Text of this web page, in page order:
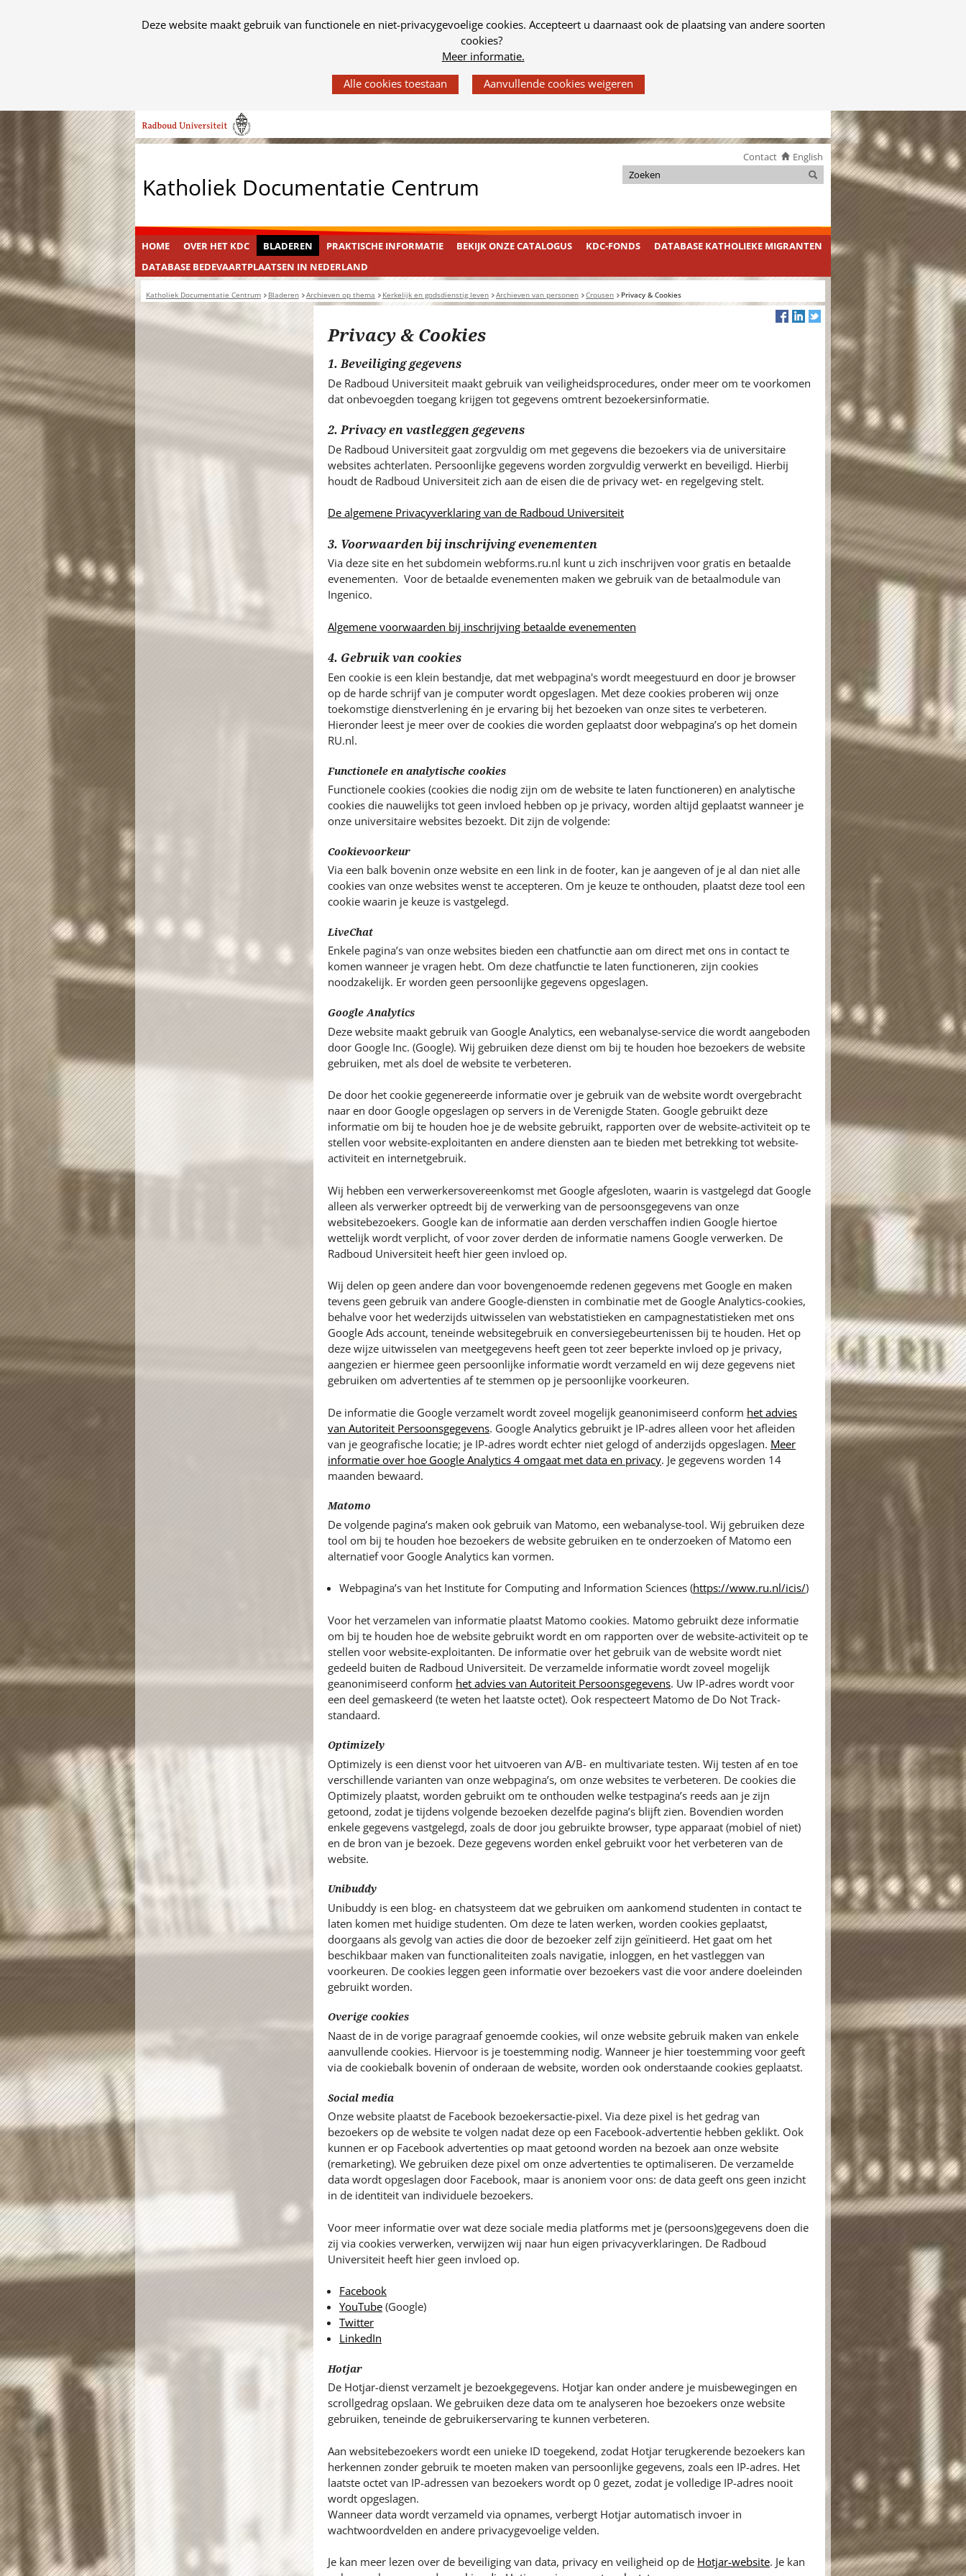
Cookies
Deze website maakt gebruik van functionele en niet-privacygevoelige cookies. Accepteert u daarnaast ook de plaatsing van andere soorten
cookies?
Meer informatie.
gebruik
van
op
deze
worden
toegestaan
geweigerd.
Ga
naar
de
inhoud
Katholiek Documentatie Centrum
Contact English
k
i
d
e
i
.
.
Zoeken
Zoeken
HOME OVER HET KDC BLADEREN PRAKTISCHE INFORMATIE BEKIJK ONZE CATALOGUS KDC-FONDS
DATABASE KATHOLIEKE MIGRANTEN
DATABASE BEDEVAARTPLAATSEN IN NEDERLAND
Katholiek Documentatie Centrum Bladeren Archieven op thema Kerkelijk en godsdienstig leven Archieven van personen Crousen Privacy & Cookies
Privacy & Cookies
1. Beveiliging gegevens
De Radboud Universiteit maakt gebruik van veiligheidsprocedures, onder meer om te voorkomen
dat onbevoegden toegang krijgen tot gegevens omtrent bezoekersinformatie.
2. Privacy en vastleggen gegevens
De Radboud Universiteit gaat zorgvuldig om met gegevens die bezoekers via de universitaire
websites achterlaten. Persoonlijke gegevens worden zorgvuldig verwerkt en beveiligd. Hierbij
houdt de Radboud Universiteit zich aan de eisen die de privacy wet- en regelgeving stelt.
De algemene Privacyverklaring van de Radboud Universiteit
3. Voorwaarden bij inschrijving evenementen
Via deze site en het subdomein webforms.ru.nl kunt u zich inschrijven voor gratis en betaalde
evenementen. Voor de betaalde evenementen maken we gebruik van de betaalmodule van
Ingenico.
Algemene voorwaarden bij inschrijving betaalde evenementen
4. Gebruik van cookies
Een cookie is een klein bestandje, dat met webpagina's wordt meegestuurd en door je browser
op de harde schrijf van je computer wordt opgeslagen. Met deze cookies proberen wij onze
toekomstige dienstverlening én je ervaring bij het bezoeken van onze sites te verbeteren.
Hieronder leest je meer over de cookies die worden geplaatst door webpagina’s op het domein
RU.nl.
Functionele en analytische cookies
Functionele cookies (cookies die nodig zijn om de website te laten functioneren) en analytische
cookies die nauwelijks tot geen invloed hebben op je privacy, worden altijd geplaatst wanneer je
onze universitaire websites bezoekt. Dit zijn de volgende:
Cookievoorkeur
Via een balk bovenin onze website en een link in de footer, kan je aangeven of je al dan niet alle
cookies van onze websites wenst te accepteren. Om je keuze te onthouden, plaatst deze tool een
cookie waarin je keuze is vastgelegd.
LiveChat
Enkele pagina’s van onze websites bieden een chatfunctie aan om direct met ons in contact te
komen wanneer je vragen hebt. Om deze chatfunctie te laten functioneren, zijn cookies
noodzakelijk. Er worden geen persoonlijke gegevens opgeslagen.
Google Analytics
Deze website maakt gebruik van Google Analytics, een webanalyse-service die wordt aangeboden
door Google Inc. (Google). Wij gebruiken deze dienst om bij te houden hoe bezoekers de website
gebruiken, met als doel de website te verbeteren.
De door het cookie gegenereerde informatie over je gebruik van de website wordt overgebracht
naar en door Google opgeslagen op servers in de Verenigde Staten. Google gebruikt deze
informatie om bij te houden hoe je de website gebruikt, rapporten over de website-activiteit op te
stellen voor website-exploitanten en andere diensten aan te bieden met betrekking tot website-
activiteit en internetgebruik.
Wij hebben een verwerkersovereenkomst met Google afgesloten, waarin is vastgelegd dat Google
alleen als verwerker optreedt bij de verwerking van de persoonsgegevens van onze
websitebezoekers. Google kan de informatie aan derden verschaffen indien Google hiertoe
wettelijk wordt verplicht, of voor zover derden de informatie namens Google verwerken. De
Radboud Universiteit heeft hier geen invloed op.
Wij delen op geen andere dan voor bovengenoemde redenen gegevens met Google en maken
tevens geen gebruik van andere Google-diensten in combinatie met de Google Analytics-cookies,
behalve voor het wederzijds uitwisselen van webstatistieken en campagnestatistieken met ons
Google Ads account, teneinde websitegebruik en conversiegebeurtenissen bij te houden. Het op
deze wijze uitwisselen van meetgegevens heeft geen tot zeer beperkte invloed op je privacy,
aangezien er hiermee geen persoonlijke informatie wordt verzameld en wij deze gegevens niet
gebruiken om advertenties af te stemmen op je persoonlijke voorkeuren.
De informatie die Google verzamelt wordt zoveel mogelijk geanonimiseerd conform het advies
van Autoriteit Persoonsgegevens. Google Analytics gebruikt je IP-adres alleen voor het afleiden
van je geografische locatie; je IP-adres wordt echter niet gelogd of anderzijds opgeslagen. Meer
informatie over hoe Google Analytics 4 omgaat met data en privacy. Je gegevens worden 14
maanden bewaard.
Matomo
De volgende pagina’s maken ook gebruik van Matomo, een webanalyse-tool. Wij gebruiken deze
tool om bij te houden hoe bezoekers de website gebruiken en te onderzoeken of Matomo een
alternatief voor Google Analytics kan vormen.
Webpagina’s van het Institute for Computing and Information Sciences (https://www.ru.nl/icis/)
Voor het verzamelen van informatie plaatst Matomo cookies. Matomo gebruikt deze informatie
om bij te houden hoe de website gebruikt wordt en om rapporten over de website-activiteit op te
stellen voor website-exploitanten. De informatie over het gebruik van de website wordt niet
gedeeld buiten de Radboud Universiteit. De verzamelde informatie wordt zoveel mogelijk
geanonimiseerd conform het advies van Autoriteit Persoonsgegevens. Uw IP-adres wordt voor
een deel gemaskeerd (te weten het laatste octet). Ook respecteert Matomo de Do Not Track-
standaard.
Optimizely
Optimizely is een dienst voor het uitvoeren van A/B- en multivariate testen. Wij testen af en toe
verschillende varianten van onze webpagina’s, om onze websites te verbeteren. De cookies die
Optimizely plaatst, worden gebruikt om te onthouden welke testpagina’s reeds aan je zijn
getoond, zodat je tijdens volgende bezoeken dezelfde pagina’s blijft zien. Bovendien worden
enkele gegevens vastgelegd, zoals de door jou gebruikte browser, type apparaat (mobiel of niet)
en de bron van je bezoek. Deze gegevens worden enkel gebruikt voor het verbeteren van de
website.
Unibuddy
Unibuddy is een blog- en chatsysteem dat we gebruiken om aankomend studenten in contact te
laten komen met huidige studenten. Om deze te laten werken, worden cookies geplaatst,
doorgaans als gevolg van acties die door de bezoeker zelf zijn geïnitieerd. Het gaat om het
beschikbaar maken van functionaliteiten zoals navigatie, inloggen, en het vastleggen van
voorkeuren. De cookies leggen geen informatie over bezoekers vast die voor andere doeleinden
gebruikt worden.
Overige cookies
Naast de in de vorige paragraaf genoemde cookies, wil onze website gebruik maken van enkele
aanvullende cookies. Hiervoor is je toestemming nodig. Wanneer je hier toestemming voor geeft
via de cookiebalk bovenin of onderaan de website, worden ook onderstaande cookies geplaatst.
Social media
Onze website plaatst de Facebook bezoekersactie-pixel. Via deze pixel is het gedrag van
bezoekers op de website te volgen nadat deze op een Facebook-advertentie hebben geklikt. Ook
kunnen er op Facebook advertenties op maat getoond worden na bezoek aan onze website
(remarketing). We gebruiken deze pixel om onze advertenties te optimaliseren. De verzamelde
data wordt opgeslagen door Facebook, maar is anoniem voor ons: de data geeft ons geen inzicht
in de identiteit van individuele bezoekers.
Voor meer informatie over wat deze sociale media platforms met je (persoons)gegevens doen die
zij via cookies verwerken, verwijzen wij naar hun eigen privacyverklaringen. De Radboud
Universiteit heeft hier geen invloed op.
Facebook
YouTube(Google)
Twitter
LinkedIn
Hotjar
De Hotjar-dienst verzamelt je bezoekgegevens. Hotjar kan onder andere je muisbewegingen en
scrollgedrag opslaan. We gebruiken deze data om te analyseren hoe bezoekers onze website
gebruiken, teneinde de gebruikerservaring te kunnen verbeteren.
Aan websitebezoekers wordt een unieke ID toegekend, zodat Hotjar terugkerende bezoekers kan
herkennen zonder gebruik te moeten maken van persoonlijke gegevens, zoals een IP-adres. Het
laatste octet van IP-adressen van bezoekers wordt op 0 gezet, zodat je volledige IP-adres nooit
wordt opgeslagen.
Wanneer data wordt verzameld via opnames, verbergt Hotjar automatisch invoer in
wachtwoordvelden en andere privacygevoelige velden.
Je kan meer lezen over de beveiliging van data, privacy en veiligheid op de Hotjar-website. Je kan